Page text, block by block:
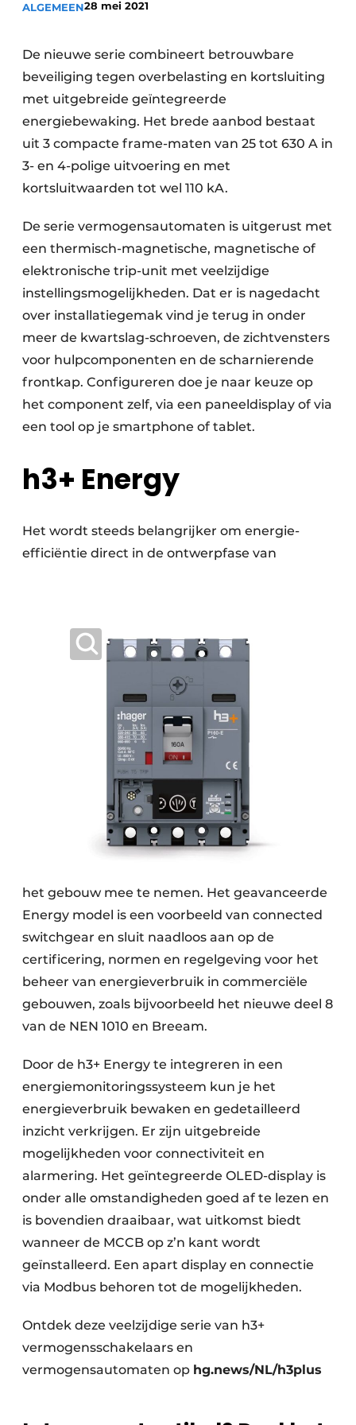
Vacatures
Video’s
ALGEMEEN28 mei 2021
De nieuwe serie combineert betrouwbare
beveiliging tegen overbelasting en kortsluiting
met uitgebreide geïntegreerde
energiebewaking. Het brede aanbod bestaat
uit 3 compacte frame-maten van 25 tot 630 A in
3- en 4-polige uitvoering en met
kortsluitwaarden tot wel 110 kA.
De serie vermogensautomaten is uitgerust met
een thermisch-magnetische, magnetische of
elektronische trip-unit met veelzijdige
instellingsmogelijkheden. Dat er is nagedacht
over installatiegemak vind je terug in onder
meer de kwartslag-schroeven, de zichtvensters
voor hulpcomponenten en de scharnierende
frontkap. Configureren doe je naar keuze op
het component zelf, via een paneeldisplay of via
een tool op je smartphone of tablet.
h3+ Energy
Het wordt steeds belangrijker om energie-
efficiëntie direct in de ontwerpfase van
het gebouw mee te nemen. Het geavanceerde
Energy model is een voorbeeld van connected
switchgear en sluit naadloos aan op de
certificering, normen en regelgeving voor het
beheer van energieverbruik in commerciële
gebouwen, zoals bijvoorbeeld het nieuwe deel 8
van de NEN 1010 en Breeam.
Door de h3+ Energy te integreren in een
energiemonitoringssysteem kun je het
energieverbruik bewaken en gedetailleerd
inzicht verkrijgen. Er zijn uitgebreide
mogelijkheden voor connectiviteit en
alarmering. Het geïntegreerde OLED-display is
onder alle omstandigheden goed af te lezen en
is bovendien draaibaar, wat uitkomst biedt
wanneer de MCCB op z’n kant wordt
geïnstalleerd. Een apart display en connectie
via Modbus behoren tot de mogelijkheden.
Ontdek deze veelzijdige serie van h3+
vermogensschakelaars en
vermogensautomaten op hg.news/NL/h3plus